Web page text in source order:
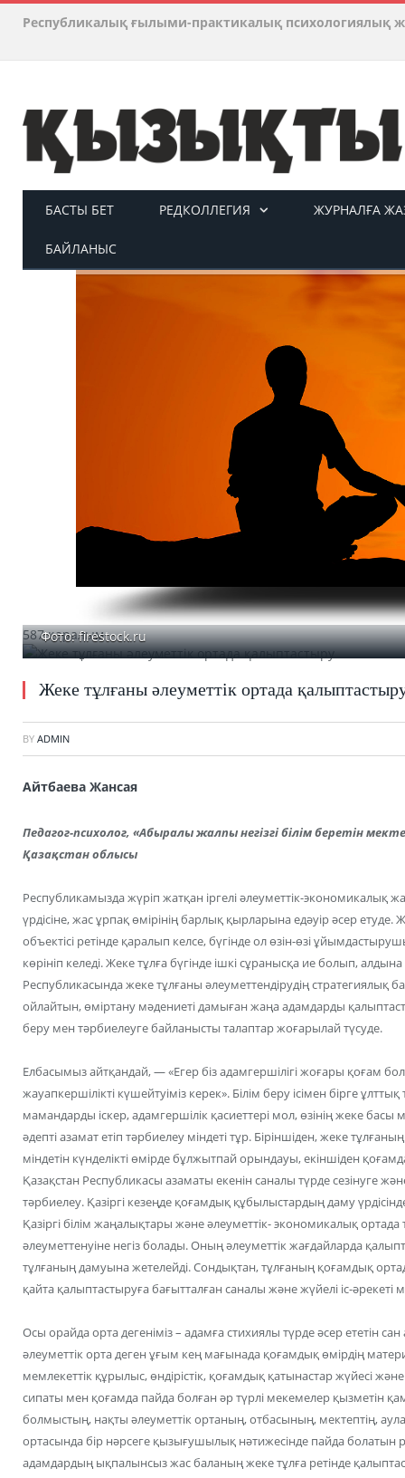
Республикалық ғылыми-практикалық психологиялық
БАСТЫ БЕТ РЕДКОЛЛЕГИЯ ЖУРНАЛҒА
БАЙЛАНЫС
587 қаралым
Фото: firestock.ru
Жеке тұлғаны әлеуметтік ортада
BY ADMIN
Айтбаева Жансая
Педагог-психолог, «Абыралы жалпы негізгі білім беретін
Қазақстан облысы
Республикамызда жүріп жатқан іргелі әлеуметтік-экономикалық
үрдісіне, жас ұрпақ өмірінің барлық қырларына едәуір әсер етуде.
объектісі ретінде қаралып келсе, бүгінде ол өзін-өзі
көрініп келеді. Жеке тұлға бүгінде ішкі сұранысқа ие болып,
Республикасында жеке тұлғаны әлеуметтендірудің
ойлайтын, өміртану мәдениеті дамыған жаңа адамдарды
беру мен тәрбиелеуге байланысты талаптар жоғарылай түсуде.
Елбасымыз айтқандай, — «Егер біз адамгершілігі жоғары қоғам
жауапкершілікті күшейтуіміз керек». Білім беру ісімен бірге
мамандарды іскер, адамгершілік қасиеттері мол, өзінің жеке басы
әдепті азамат етіп тәрбиелеу міндеті тұр. Біріншіден, жеке
міндетін күнделікті өмірде бұлжытпай орындауы, екіншіден
Қазақстан Республикасы азаматы екенін саналы түрде сезінуге
тәрбиелеу. Қазіргі кезеңде қоғамдық құбылыстардың даму
Қазіргі білім жаңалықтары және әлеуметтік- экономикалық
әлеуметтенуіне негіз болады. Оның әлеуметтік жағдайларда
тұлғаның дамуына жетелейді. Сондықтан, тұлғаның қоғамдық
қайта қалыптастыруға бағытталған саналы және жүйелі іс-
Осы орайда орта дегеніміз – адамға стихиялы түрде әсер ететін
әлеуметтік орта деген ұғым кең мағынада қоғамдық өмірдің
мемлекеттік құрылыс, өндірістік, қоғамдық қатынастар жүйесі
сипаты мен қоғамда пайда болған әр түрлі мекемелер қызметін
болмыстың, нақты әлеуметтік ортаның, отбасының, мектептің,
ортасында бір нәрсеге қызығушылық нәтижесінде пайда болатын
адамдардың ықпалынсыз жас баланың жеке тұлға ретінде